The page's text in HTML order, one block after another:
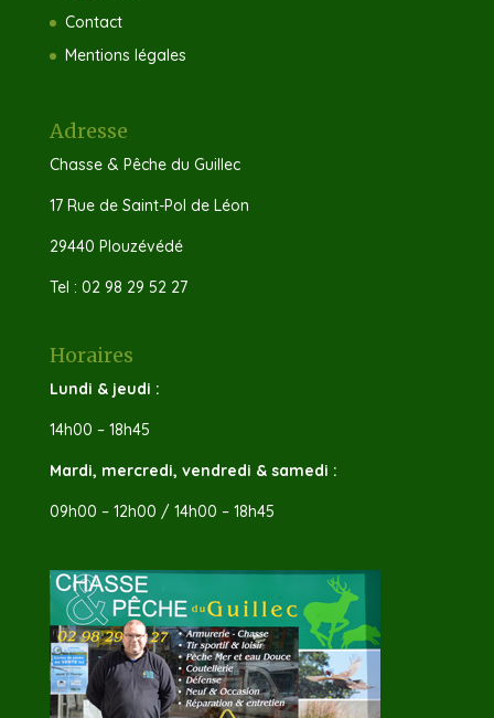
Contact
Mentions légales
Adresse
Chasse & Pêche du Guillec
17 Rue de Saint-Pol de Léon
29440 Plouzévédé
Tel : 02 98 29 52 27
Horaires
Lundi & jeudi :
14h00 – 18h45
Mardi, mercredi, vendredi & samedi :
09h00 – 12h00 / 14h00 – 18h45